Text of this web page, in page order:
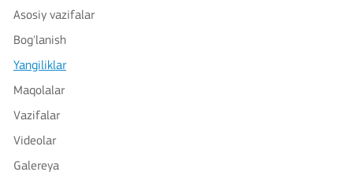
Asosiy vazifalar
Bog'lanish
Yangiliklar
Maqolalar
Vazifalar
Videolar
Galereya